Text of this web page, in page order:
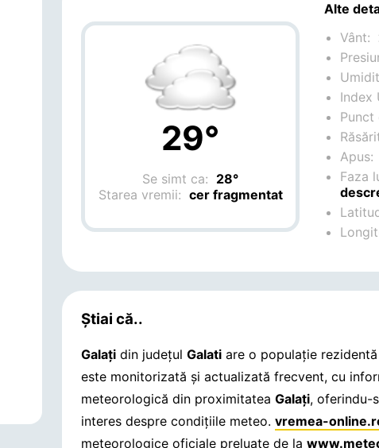
29°
Se simt ca: 28°
Starea vremii: cer fragmentat
Alte
Vânt:
Index
Punct
Apus:
Faza
Știai că..
Galaţi din județulGalati are o populație
este monitorizată și actualizată frecvent, cu
meteorologică din proximitateaGalaţi, oferindu-
interes despre condițiile meteo.vremea-
meteorologice oficiale preluate de la